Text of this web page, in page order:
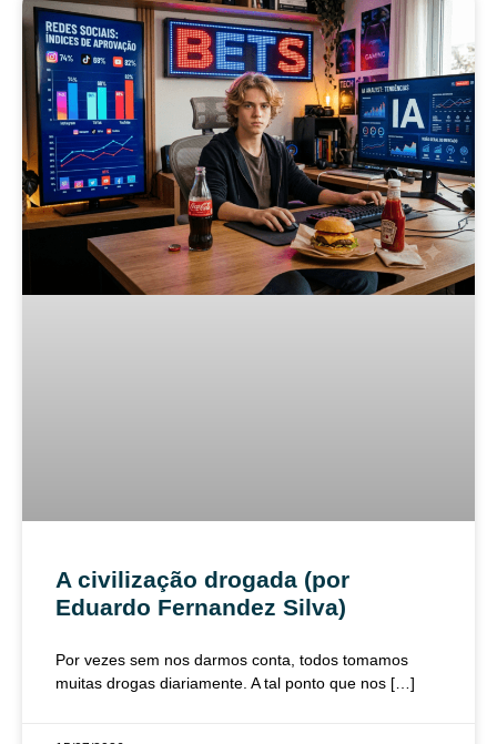
A civilização drogada (por
Eduardo Fernandez Silva)
Por vezes sem nos darmos conta, todos tomamos
muitas drogas diariamente. A tal ponto que nos […]